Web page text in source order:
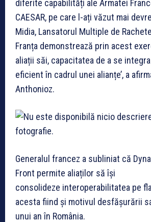
diferite capabilități ale Armatei
CAESAR, pe care l-ați văzut mai
Midia, Lansatorul Multiple de
Franța demonstrează prin acest
aliații săi, capacitatea de a se
eficient în cadrul unei alianțe’, a
Anthonioz.
Generalul francez a subliniat că
Front permite aliaților să își
consolideze interoperabilitatea pe
acesta fiind și motivul desfășurării
unui an în România.